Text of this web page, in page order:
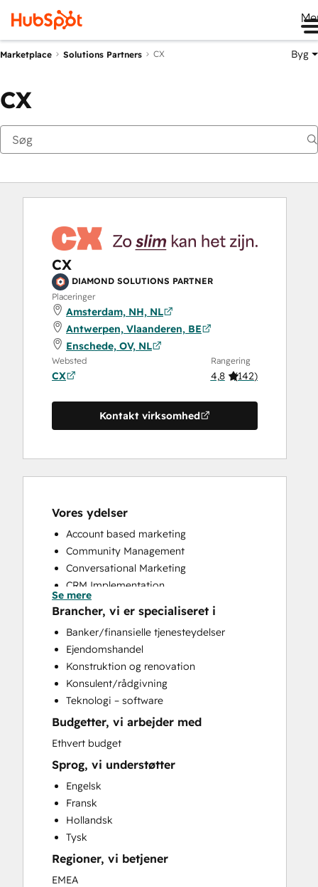
Marketplace Solutions Partners CX Byg
CX
CX
DIAMOND SOLUTIONS PARTNER
Placeringer
Amsterdam, NH, NL
Antwerpen, Vlaanderen, BE
Enschede, OV, NL
Websted
CX
Rangering
4,8 (142)
Kontakt virksomhed
Vores ydelser
Account based marketing
Community Management
Conversational Marketing
CRM Implementation
CRM Migration
Custom API Integrations
Customer Marketing
Customer Success Training
Customer Support Training
Customer Survey and Analysis
Email Marketing
Full Inbound Marketing Services
Help Desk Implementation
Paid Advertising
Programmable Automation
Sales and Marketing Alignment
Sales Coaching and Training
Sales Enablement
Website Design
Website Development
Se mere
Brancher, vi er specialiseret i
Banker/finansielle tjenesteydelser
Ejendomshandel
Konstruktion og renovation
Konsulent/rådgivning
Teknologi – software
Budgetter, vi arbejder med
Ethvert budget
Sprog, vi understøtter
Engelsk
Fransk
Hollandsk
Tysk
Regioner, vi betjener
EMEA